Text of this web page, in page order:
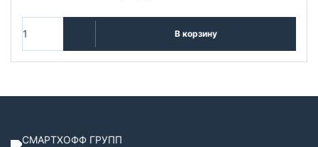
В корзину